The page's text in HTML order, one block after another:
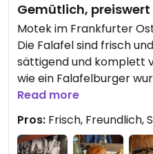
Gemütlich,
Motek im Frankfurter
Die Falafel sind frisch
sättigend und komplett
wie ein Falafelburger
umgesetzt. Zum
Brownies als Dessert.
erreichbar und preislich
jeden Fall wieder.
Read more
Pros: Frisch, Freundlich,